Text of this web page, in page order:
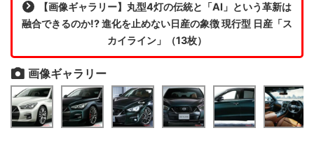
【画像ギャラリー】丸型4灯の伝統と「AI」という革新は
融合できるのか!? 進化を止めない日産の象徴 現行型 日産「ス
カイライン」（13枚）
画像ギャラリー